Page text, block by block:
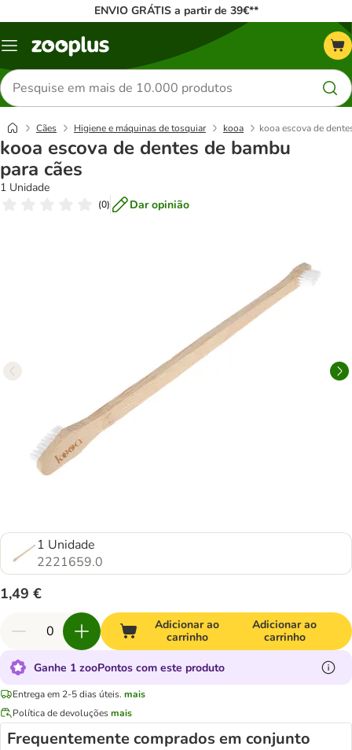
ENVIO GRÁTIS a partir de 39€**
Menu
Pesquisar
produtos
Cães Higiene e máquinas de tosquiar kooa kooa escova de
kooa escova de dentes de bambu
para cães
1 Unidade
(0) Dar opinião
1 Unidade
2221659.0
1,49 €
Adicionar ao
carrinho
Adicionar ao
carrinho
Ganhe 1 zooPontos com este produto
Entrega em 2-5 dias úteis. mais
Política de devoluçõesmais
Frequentemente comprados em conjunto